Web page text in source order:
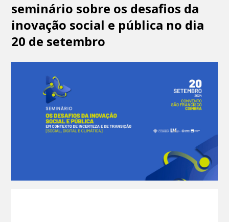
seminário sobre os desafios da
inovação social e pública no dia
20 de setembro